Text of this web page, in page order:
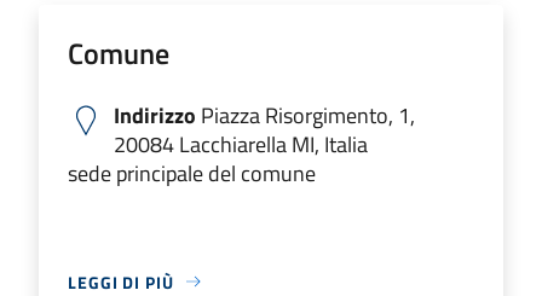
Comune
Indirizzo Piazza Risorgimento, 1,
20084 Lacchiarella MI, Italia
sede principale del comune
LEGGI DI PIÙ